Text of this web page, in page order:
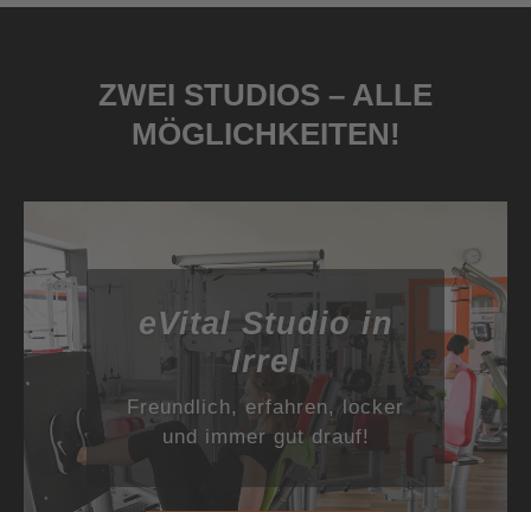
ZWEI STUDIOS – ALLE
MÖGLICHKEITEN!
eVital Studio in
Irrel
Freundlich, erfahren, locker
und immer gut drauf!